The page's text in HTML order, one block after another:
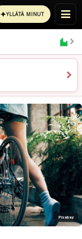
✦YLLÄTÄ MINUT
Pixabay